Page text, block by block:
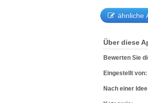
ähnliche
Über diese
Bewerten Sie
Eingestellt von:
Nach einer